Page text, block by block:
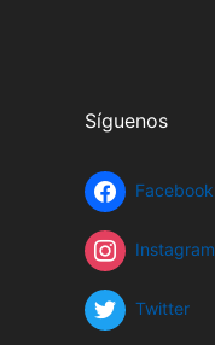
Síguenos
Facebook
Instagram
Twitter